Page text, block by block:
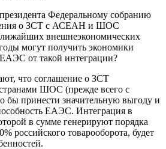
Федеральному собранию
о ЗСТ с АСЕАН и ШОС
внешнеэкономических
могут получить экономики
от такой интеграции?
что соглашение о ЗСТ
ШОС (прежде всего с
бы принести значительную выгоду и
ЕАЭС. Интеграция в
в сумме генерируют порядка
российского товарооборота, будет